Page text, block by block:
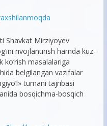
Shavkat Mirziyoyev
rivojlantirish hamda kuz-
masalalariga
belgilangan vazifalar
tumani tajribasi
bosqichma-bosqich